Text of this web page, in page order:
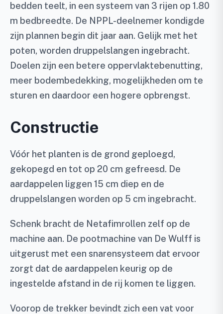
bedden teelt, in een systeem van 3 rijen op 1.80
m bedbreedte. De NPPL-deelnemer kondigde
zijn plannen begin dit jaar aan. Gelijk met het
poten, worden druppelslangen ingebracht.
Doelen zijn een betere oppervlaktebenutting,
meer bodembedekking, mogelijkheden om te
sturen en daardoor een hogere opbrengst.
Constructie
Vóór het planten is de grond geploegd,
gekopegd en tot op 20 cm gefreesd. De
aardappelen liggen 15 cm diep en de
druppelslangen worden op 5 cm ingebracht.
Schenk bracht de Netafimrollen zelf op de
machine aan. De pootmachine van De Wulff is
uitgerust met een snarensysteem dat ervoor
zorgt dat de aardappelen keurig op de
ingestelde afstand in de rij komen te liggen.
Voorop de trekker bevindt zich een vat voor